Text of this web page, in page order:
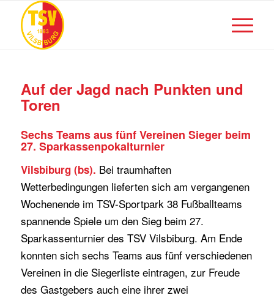
Auf der Jagd nach Punkten und
Toren
Sechs Teams aus fünf Vereinen Sieger beim
27. Sparkassenpokalturnier
Vilsbiburg (bs). Bei traumhaften
Wetterbedingungen lieferten sich am vergangenen
Wochenende im TSV-Sportpark 38 Fußballteams
spannende Spiele um den Sieg beim 27.
Sparkassenturnier des TSV Vilsbiburg. Am Ende
konnten sich sechs Teams aus fünf verschiedenen
Vereinen in die Siegerliste eintragen, zur Freude
des Gastgebers auch eine ihrer zwei